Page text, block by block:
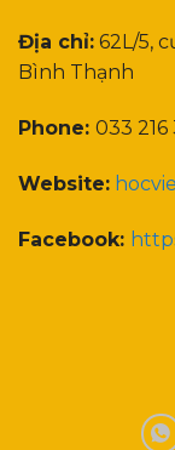
Địa chỉ: 62L/5,
Bình Thạnh
Phone: 033 216
Website:
Facebook: